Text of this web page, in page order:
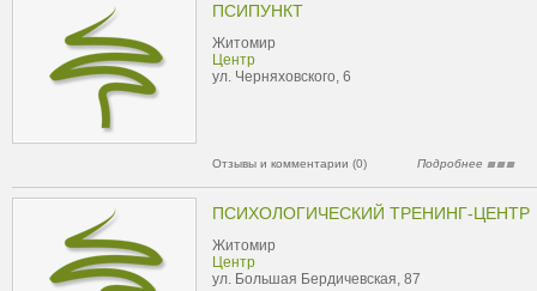
ПСИПУНКТ
Житомир
Центр
ул. Черняховского, 6
Отзывы и комментарии (0) Подробнее
ПСИХОЛОГИЧЕСКИЙ ТРЕНИНГ-ЦЕНТР
Житомир
Центр
ул. Большая Бердичевская, 87